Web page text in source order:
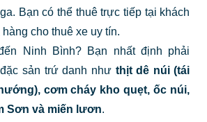
Bạn có thể thuê trực tiếp tại khách
cho thuê xe uy tín.
Ninh Bình? Bạn nhất định phải
sản trứ danh như thịt dê núi (tái
cơm cháy kho quẹt, ốc núi,
Sơn và miến lươn.